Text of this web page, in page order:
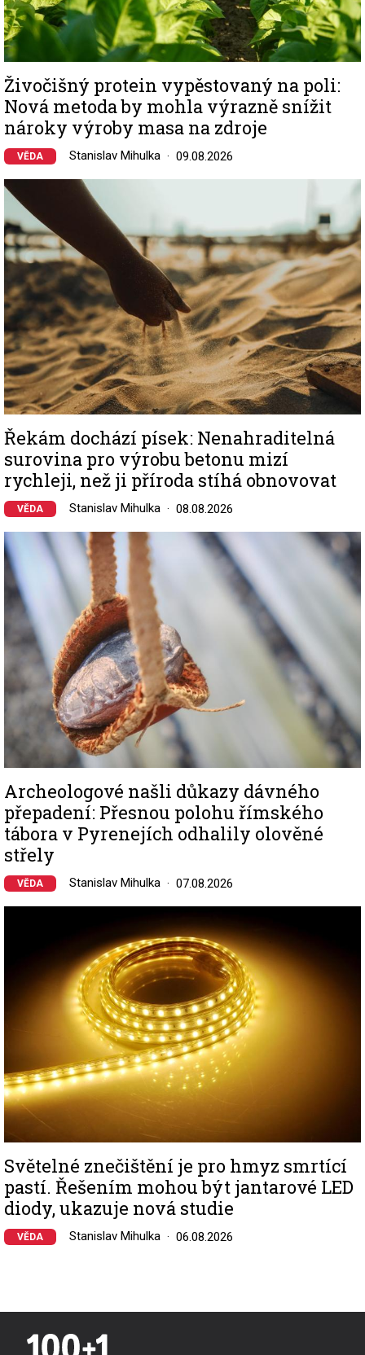
Živočišný protein vypěstovaný na poli:
Nová metoda by mohla výrazně snížit
nároky výroby masa na zdroje
VĚDA Stanislav Mihulka 09.08.2026
Image
Řekám dochází písek: Nenahraditelná
surovina pro výrobu betonu mizí
rychleji, než ji příroda stíhá obnovovat
VĚDA Stanislav Mihulka 08.08.2026
Image
Archeologové našli důkazy dávného
přepadení: Přesnou polohu římského
tábora v Pyrenejích odhalily olověné
střely
VĚDA Stanislav Mihulka 07.08.2026
Světelné znečištění je pro hmyz smrtící
pastí. Řešením mohou být jantarové LED
diody, ukazuje nová studie
VĚDA Stanislav Mihulka 06.08.2026